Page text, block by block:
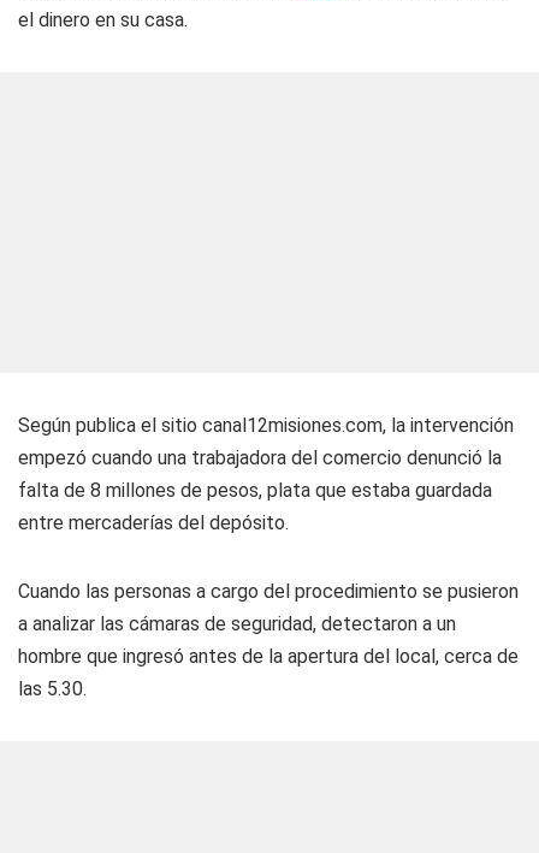
el dinero en su casa.
Según publica el sitio canal12misiones.com, la intervención
empezó cuando una trabajadora del comercio denunció la
falta de 8 millones de pesos, plata que estaba guardada
entre mercaderías del depósito.
Cuando las personas a cargo del procedimiento se pusieron
a analizar las cámaras de seguridad, detectaron a un
hombre que ingresó antes de la apertura del local, cerca de
las 5.30.